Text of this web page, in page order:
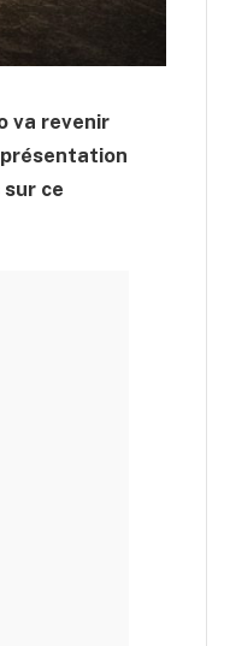
va revenir
présentation
ce